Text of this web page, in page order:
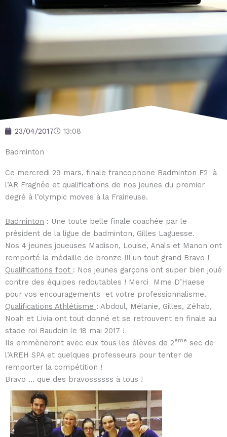
23/04/2017 13:08
Badminton
Ce mercredi 29 mars, finale francophone Badminton F2 à
l’AR Fragnée et qualifications de nos jeunes du premier
degré à l’olympic moves à la Fraineuse.
Badminton : Une toute belle finale coachée par le
président de la ligue de badminton, Gilles Laguesse.
Nos 4 jeunes joueuses Madison, Louise, Anaïs et Manon ont
remporté la médaille de bronze !!! un tout grand Bravo !
Qualifications foot : Nos jeunes garçons ont super bien joué
contre des équipes redoutables ! Merci Mme D’Haese
pour vos encouragements et votre professionnalisme.
Qualifications Athlétisme : Abdoul, Mélanie, Gilles, Zéhab,
Noah et Livia ont tout donné et se retrouvent en finale au
stade roi Baudoin le 18 mai 2017 !
Ils emmèneront avec eux tous les élèves de 2ème sec de
l’AREH SPA et quelques professeurs pour tenter de
remporter la compétition !
Bravo … que des bravossssss à tous !